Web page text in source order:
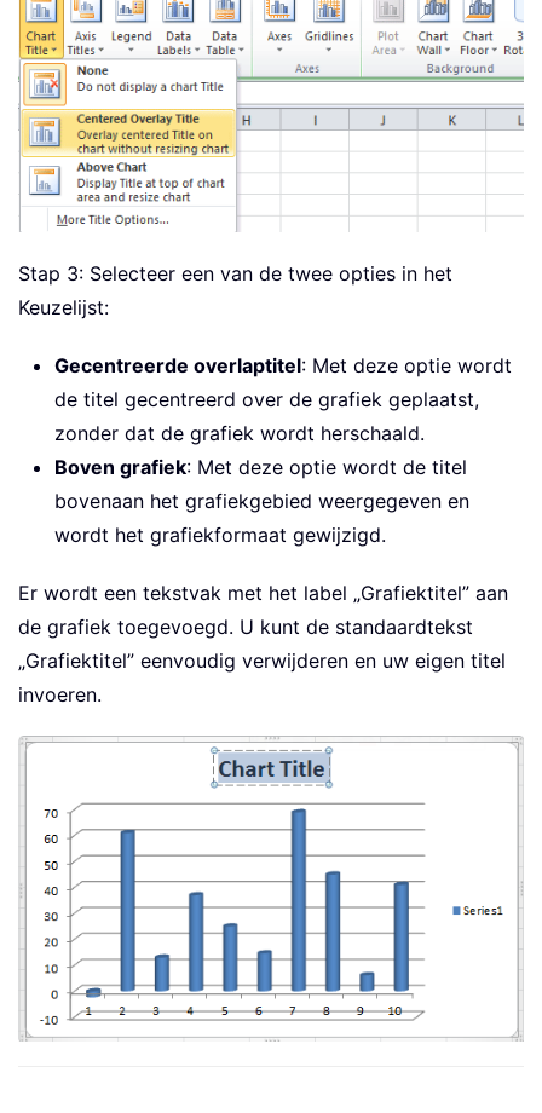
Stap 3: Selecteer een van de twee opties in het
Keuzelijst:
Gecentreerde overlaptitel: Met deze optie wordt
de titel gecentreerd over de grafiek geplaatst,
zonder dat de grafiek wordt herschaald.
Boven grafiek: Met deze optie wordt de titel
bovenaan het grafiekgebied weergegeven en
wordt het grafiekformaat gewijzigd.
Er wordt een tekstvak met het label „Grafiektitel” aan
de grafiek toegevoegd. U kunt de standaardtekst
„Grafiektitel” eenvoudig verwijderen en uw eigen titel
invoeren.